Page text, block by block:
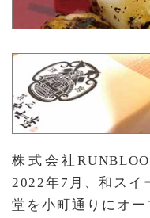
株式会社
2022年7月、和スイ
堂を小町通りにオ